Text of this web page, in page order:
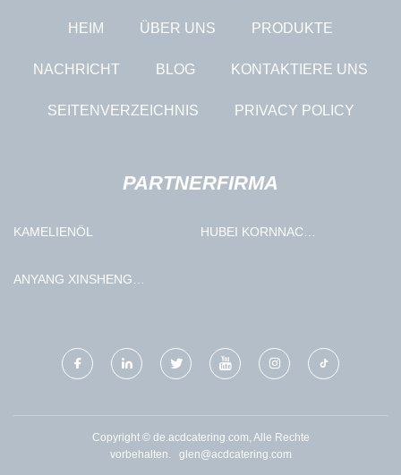
HEIM ÜBER UNS PRODUKTE
NACHRICHT BLOG KONTAKTIERE UNS
SEITENVERZEICHNIS PRIVACY POLICY
PARTNERFIRMA
KAMELIENÖL
HUBEI KORNNAC
ANYANG XINSHENG
Copyright © de.acdcatering.com, Alle Rechte
vorbehalten. glen@acdcatering.com